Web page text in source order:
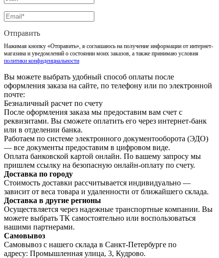
Отправить
Нажимая кнопку «Отправить», я соглашаюсь на получение информации от интернет-
магазина и уведомлений о состоянии моих заказов, а также принимаю условия
политики конфиденциальности
Вы можете выбрать удобный способ оплаты после
оформления заказа на сайте, по телефону или по электронной
почте:
Безналичный расчет по счету
После оформления заказа мы предоставим вам счет с
реквизитами. Вы сможете оплатить его через интернет-банк
или в отделении банка.
Работаем по системе электронного документооборота (ЭДО)
— все документы предоставим в цифровом виде.
Оплата банковской картой онлайн. По вашему запросу мы
пришлем ссылку на безопасную онлайн-оплату по счету.
Доставка по городу
Стоимость доставки рассчитывается индивидуально —
зависит от веса товара и удаленности от ближайшего склада.
Доставка в другие регионы
Осуществляется через надежные транспортные компании. Вы
можете выбрать ТК самостоятельно или воспользоваться
нашими партнерами.
Самовывоз
Самовывоз с нашего склада в Санкт-Петербурге по
адресу: Промышленная улица, 3, Кудрово.